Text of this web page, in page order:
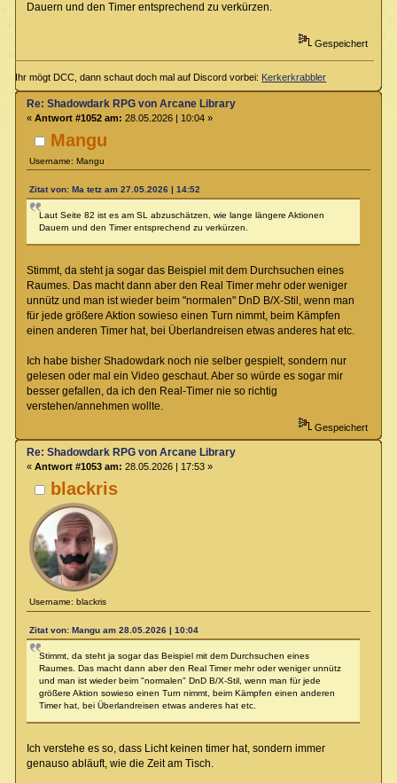
Dauern und den Timer entsprechend zu verkürzen.
Gespeichert
Ihr mögt DCC, dann schaut doch mal auf Discord vorbei: Kerkerkrabbler
Mangu
Username: Mangu
Re: Shadowdark RPG von Arcane Library
« Antwort #1052 am: 28.05.2026 | 10:04 »
Zitat von: Ma tetz am 27.05.2026 | 14:52
Laut Seite 82 ist es am SL abzuschätzen, wie lange längere Aktionen
Dauern und den Timer entsprechend zu verkürzen.
Stimmt, da steht ja sogar das Beispiel mit dem Durchsuchen eines
Raumes. Das macht dann aber den Real Timer mehr oder weniger
unnütz und man ist wieder beim "normalen" DnD B/X-Stil, wenn man
für jede größere Aktion sowieso einen Turn nimmt, beim Kämpfen
einen anderen Timer hat, bei Überlandreisen etwas anderes hat etc.
Ich habe bisher Shadowdark noch nie selber gespielt, sondern nur
gelesen oder mal ein Video geschaut. Aber so würde es sogar mir
besser gefallen, da ich den Real-Timer nie so richtig
verstehen/annehmen wollte.
Gespeichert
blackris
Username: blackris
Re: Shadowdark RPG von Arcane Library
« Antwort #1053 am: 28.05.2026 | 17:53 »
Zitat von: Mangu am 28.05.2026 | 10:04
Stimmt, da steht ja sogar das Beispiel mit dem Durchsuchen eines
Raumes. Das macht dann aber den Real Timer mehr oder weniger unnütz
und man ist wieder beim "normalen" DnD B/X-Stil, wenn man für jede
größere Aktion sowieso einen Turn nimmt, beim Kämpfen einen anderen
Timer hat, bei Überlandreisen etwas anderes hat etc.
Ich verstehe es so, dass Licht keinen timer hat, sondern immer
genauso abläuft, wie die Zeit am Tisch.